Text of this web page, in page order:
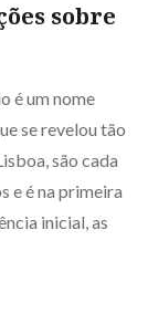
sobre
é um nome
se revelou tão
são cada
e é na primeira
inicial, as